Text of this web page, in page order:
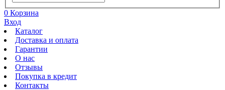
0 Корзина
Вход
Каталог
Доставка и оплата
Гарантии
О нас
Отзывы
Покупка в кредит
Контакты